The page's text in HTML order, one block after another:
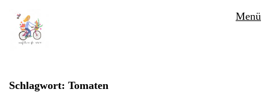
Menü
Schlagwort: Tomaten